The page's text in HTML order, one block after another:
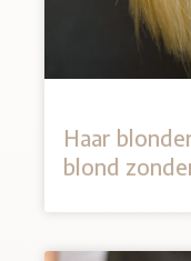
Haar
blond